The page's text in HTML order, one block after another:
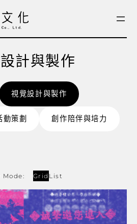
計與製作
視覺設計與製作
動策劃 創作陪伴與培力
Mode: Grid List